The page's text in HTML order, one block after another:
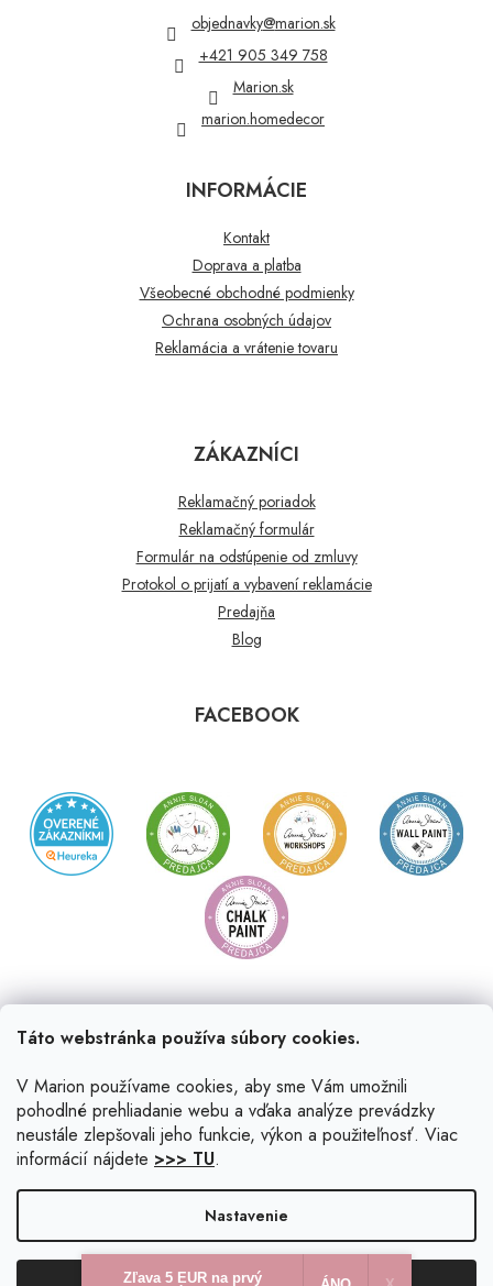
Táto webstránka používa súbory cookies.
V Marion používame cookies, aby sme Vám umožnili
pohodlné prehliadanie webu a vďaka analýze prevádzky
neustále zlepšovali jeho funkcie, výkon a použiteľnosť. Viac
informácií nájdete >>> TU.
Nastavenie
objednavky@marion.sk
+421 905 349 758
Marion.sk
marion.homedecor
INFORMÁCIE
Kontakt
Doprava a platba
Všeobecné obchodné podmienky
Ochrana osobných údajov
Reklamácia a vrátenie tovaru
ZÁKAZNÍCI
Reklamačný poriadok
Reklamačný formulár
Formulár na odstúpenie od zmluvy
Protokol o prijatí a vybavení reklamácie
Predajňa
Blog
FACEBOOK
Vytvoril Shoptet|Upravil Balkys
Copyright 2026 . Všetky práva vyhradené.
Upraviť
Zľava 5 EUR na prvý